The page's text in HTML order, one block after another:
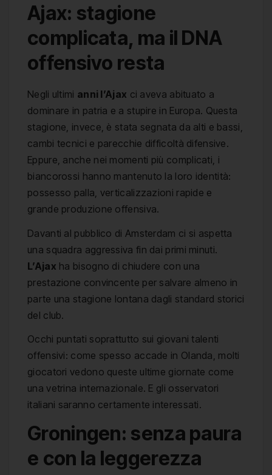
Ajax: stagione
complicata, ma il DNA
offensivo resta
Negli ultimi anni l’Ajax ci aveva abituato a
dominare in patria e a stupire in Europa. Questa
stagione, invece, è stata segnata da alti e bassi,
cambi tecnici e parecchie difficoltà difensive.
Eppure, anche nei momenti più complicati, i
biancorossi hanno mantenuto la loro identità:
possesso palla, verticalizzazioni rapide e
grande produzione offensiva.
Davanti al pubblico di Amsterdam ci si aspetta
una squadra aggressiva fin dai primi minuti.
L’Ajax ha bisogno di chiudere con una
prestazione convincente per salvare almeno in
parte una stagione lontana dagli standard storici
del club.
Occhi puntati soprattutto sui giovani talenti
offensivi: come spesso accade in Olanda, molti
giocatori vedono queste ultime giornate come
una vetrina internazionale. E gli osservatori
italiani saranno certamente interessati.
Groningen: senza paura
e con la leggerezza